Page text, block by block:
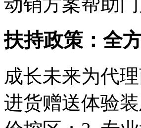
扶持政策：全
成长未来为代
进货赠送体验